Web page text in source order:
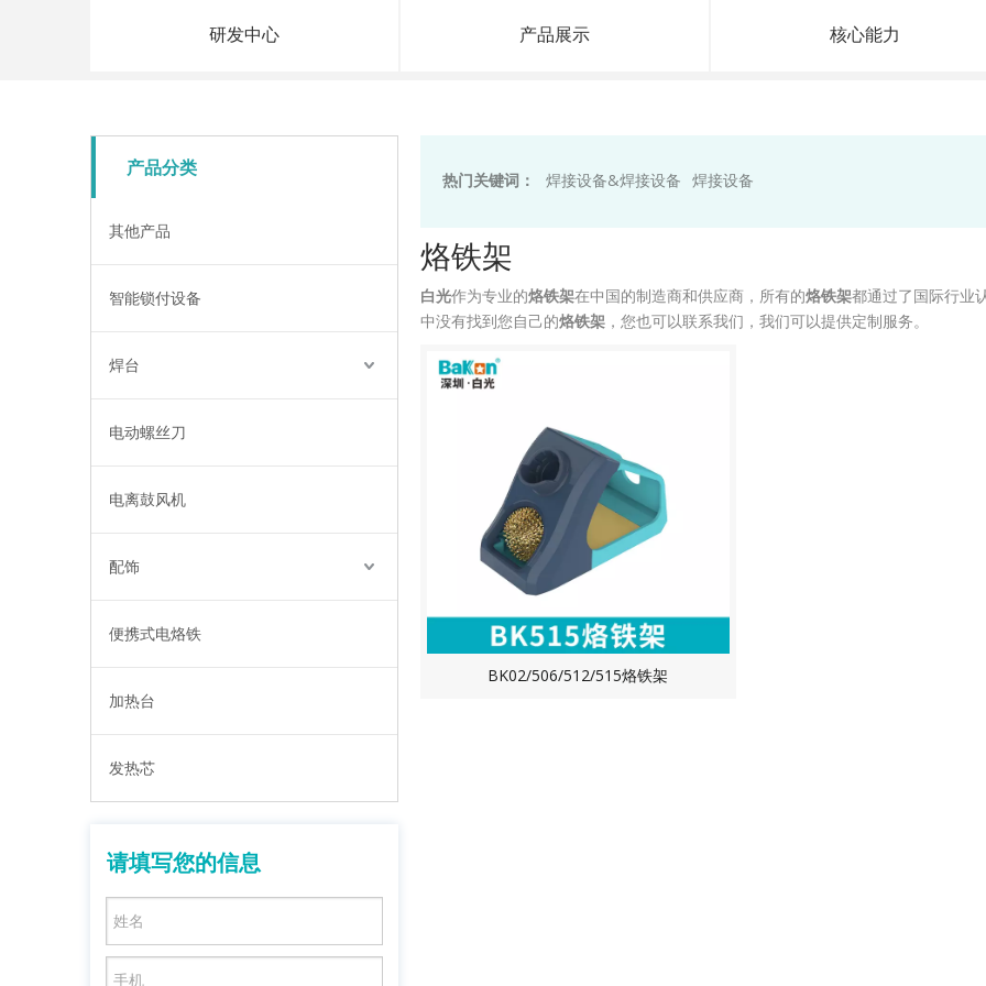
研发中心 产品展示 核心能力
产品分类
其他产品
智能锁付设备
焊台
电动螺丝刀
电离鼓风机
配饰
便携式电烙铁
加热台
发热芯
请填写您的信息
热门关键词： 焊接设备&焊接设备 焊接设备
烙铁架
白光作为专业的烙铁架在中国的制造商和供应商，所有的烙铁架都通过了国际行业
中没有找到您自己的烙铁架 ，您也可以联系我们，我们可以提供定制服务。
BK02/506/512/515烙铁架